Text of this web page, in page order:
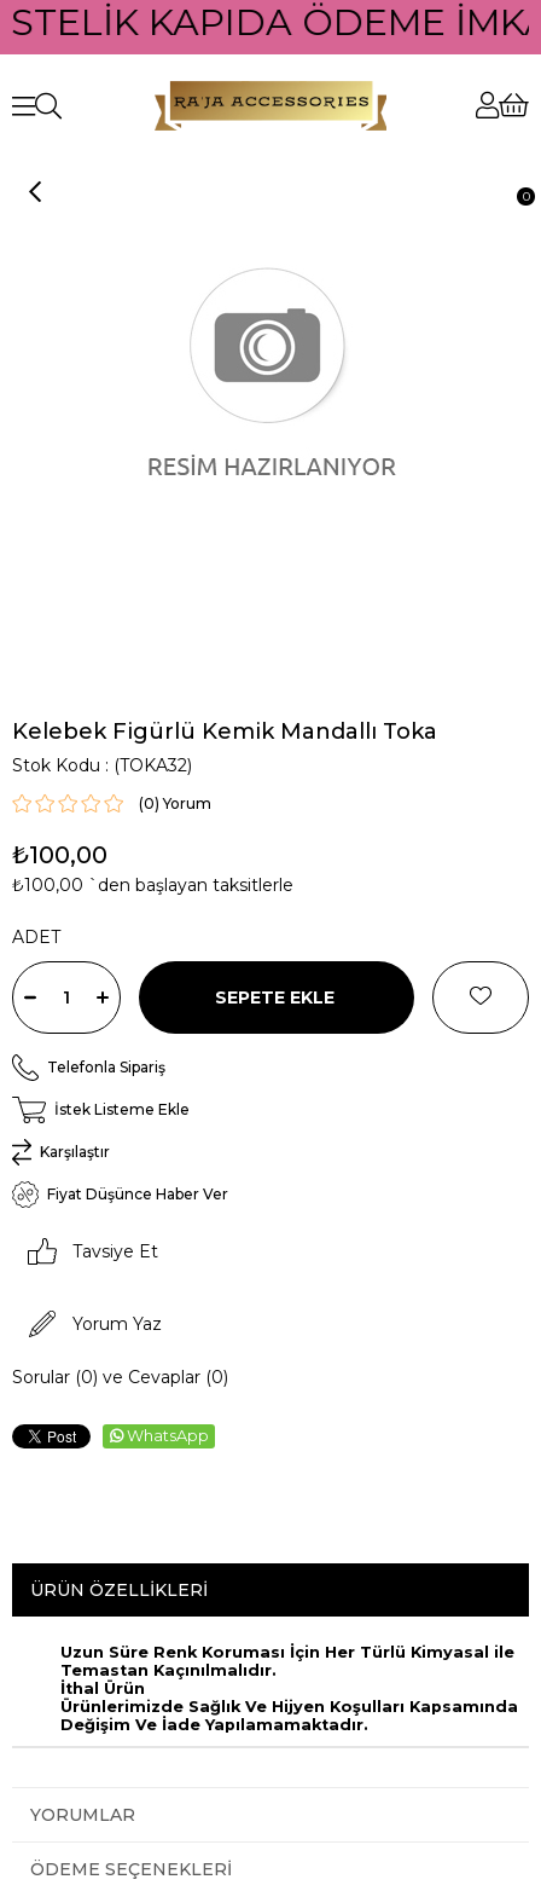
KAPIDA ÖDEME
0
Kelebek Figürlü Kemik Mandallı Toka
Stok Kodu (TOKA32)
(0)
₺100,00
₺100,00 `den başlayan taksitlerle
ADET
Telefonla Sipariş
İstek Listeme Ekle
Karşılaştır
Fiyat Düşünce Haber Ver
Tavsiye Et
Yorum Yaz
Sorular (0) ve Cevaplar (0)
WhatsApp
ÜRÜN ÖZELLIKLERI
Uzun Süre Renk Koruması İçin Her Türlü Kimyasal ile
Temastan Kaçınılmalıdır.
İthal Ürün
Ürünlerimizde Sağlık Ve Hijyen Koşulları Kapsamında
Değişim Ve İade Yapılamamaktadır.
YORUMLAR
ÖDEME SEÇENEKLERI